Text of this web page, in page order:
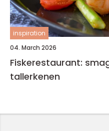
inspiration
04. March 2026
Fiskerestaurant:
tallerkenen